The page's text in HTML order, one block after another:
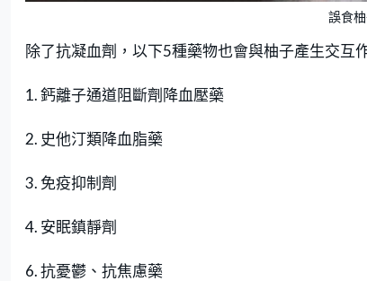
誤食
除了抗凝血劑，以下5種藥物也會與柚子產生交互
1. 鈣離子通道阻斷劑降血壓藥
2. 史他汀類降血脂藥
3. 免疫抑制劑
4. 安眠鎮靜劑
6. 抗憂鬱、抗焦慮藥